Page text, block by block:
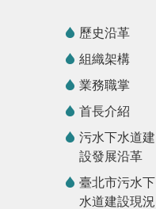
歷史沿革
組織架構
業務職掌
首長介紹
污水下水道建
設發展沿革
臺北市污水下
水道建設現況